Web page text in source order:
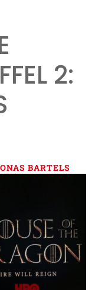
2:
BARTELS